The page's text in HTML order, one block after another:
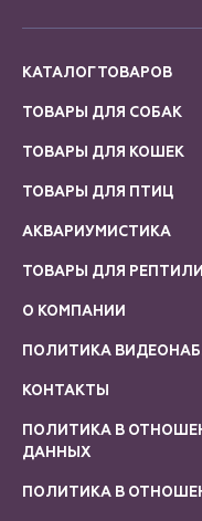
КАТАЛОГ ТОВАРОВ
ТОВАРЫ ДЛЯ СОБАК
ТОВАРЫ ДЛЯ КОШЕК
ТОВАРЫ ДЛЯ ПТИЦ
АКВАРИУМИСТИКА
ТОВАРЫ ДЛЯ
О КОМПАНИИ
ПОЛИТИКА
КОНТАКТЫ
ПОЛИТИКА В
ДАННЫХ
ПОЛИТИКА В